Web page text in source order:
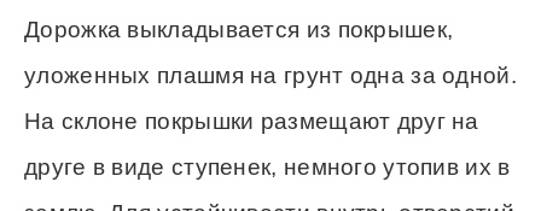
Дорожка выкладывается из покрышек,
уложенных плашмя на грунт одна за одной.
На склоне покрышки размещают друг на
друге в виде ступенек, немного утопив их в